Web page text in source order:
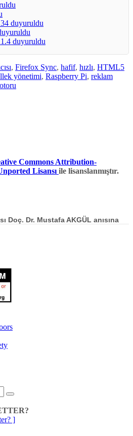
duyuruldu
duyuruldu
, Firefox Sync, hafif, hızlı, HTML5
yönetimi, Raspberry Pi, reklam
Commons Attribution-
Lisansı ile lisanslanmıştır.
Doç. Dr. Mustafa AKGÜL anısına